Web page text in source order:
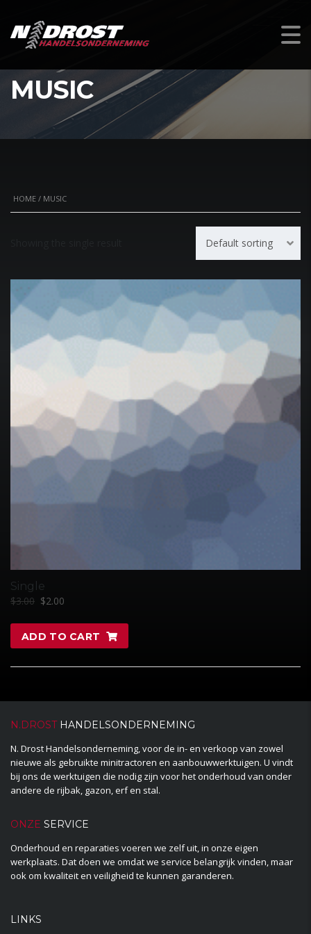
MUSIC
HOME / MUSIC
Default sorting
SALE!
Single
$3.00 $2.00
ADD TO CART
N.DROSTHANDELSONDERNEMING
N. Drost Handelsonderneming, voor de in- en verkoop van zowel
nieuwe als gebruikte minitractoren en aanbouwwerktuigen. U vindt
bij ons de werktuigen die nodig zijn voor het onderhoud van onder
andere de rijbak, gazon, erf en stal.
ONZE SERVICE
Onderhoud en reparaties voeren we zelf uit, in onze eigen
werkplaats. Dat doen we omdat we service belangrijk vinden, maar
ook om kwaliteit en veiligheid te kunnen garanderen.
LINKS